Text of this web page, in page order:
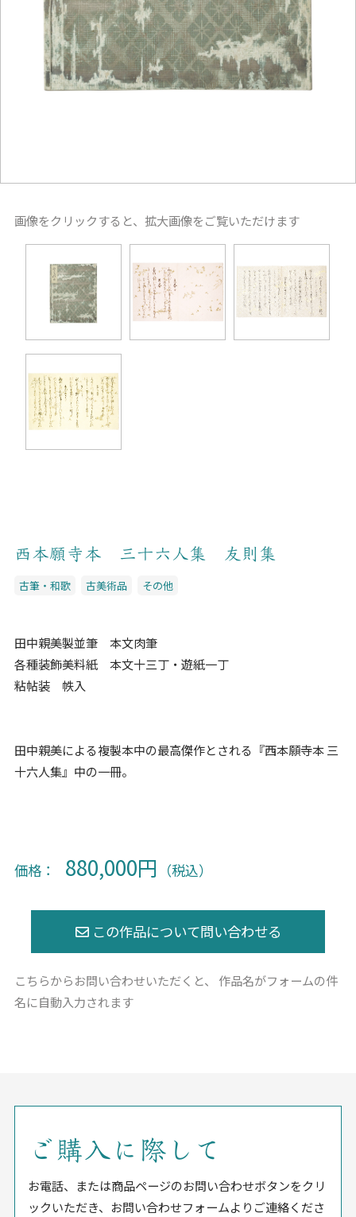
画像をクリックすると、拡大画像をご覧いただけます
西本願寺本 三十六人集 友則集
古筆・和歌 古美術品 その他
田中親美製並筆 本文肉筆
各種装飾美料紙 本文十三丁・遊紙一丁
粘帖装 帙入
田中親美による複製本中の最高傑作とされる『西本願寺本 三
十六人集』中の一冊。
価格： 880,000円 （税込）
こちらからお問い合わせいただくと、
作品名がフォームの件
名に自動入力されます
ご購入に際して
お電話、または商品ページのお問い合わせボタンをクリ
ックいただき、お問い合わせフォームよりご連絡くださ